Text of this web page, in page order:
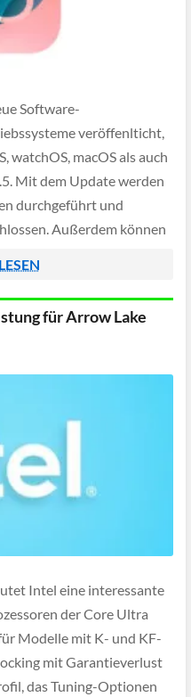
Software-
veröffenlticht,
watchOS, macOS als auch
Mit dem Update werden
durchgeführt und
Außerdem können
für Arrow Lake
Intel eine interessante
der Core Ultra
Modelle mit K- und KF-
mit Garantieverlust
das Tuning-Optionen